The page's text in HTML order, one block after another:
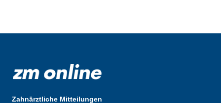
Zahnärztliche Mitteilungen